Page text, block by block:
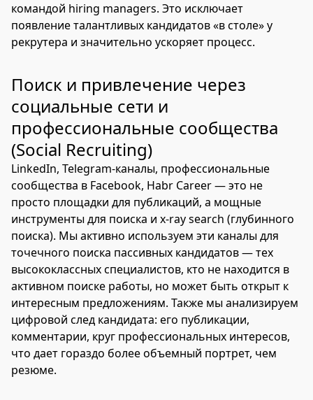
командой hiring managers. Это исключает
появление талантливых кандидатов «в столе» у
рекрутера и значительно ускоряет процесс.
Поиск и привлечение через
социальные сети и
профессиональные сообщества
(Social Recruiting)
LinkedIn, Telegram-каналы, профессиональные
сообщества в Facebook, Habr Career — это не
просто площадки для публикаций, а мощные
инструменты для поиска и x-ray search (глубинного
поиска). Мы активно используем эти каналы для
точечного поиска пассивных кандидатов — тех
высококлассных специалистов, кто не находится в
активном поиске работы, но может быть открыт к
интересным предложениям. Также мы анализируем
цифровой след кандидата: его публикации,
комментарии, круг профессиональных интересов,
что дает гораздо более объемный портрет, чем
резюме.